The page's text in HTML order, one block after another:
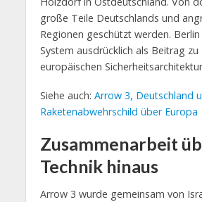
große Teile Deutschlands und
Regionen geschützt werden.
System ausdrücklich als Beitrag zu
europäischen
Siehe auch: Arrow 3, Deutschland
Raketenabwehrschild über Europa
Zusammenarbeit
Technik hinaus
Arrow 3 wurde gemeinsam von